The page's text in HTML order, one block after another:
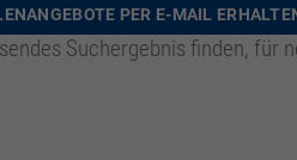
PER E-MAIL
Suchergebnis finden, für